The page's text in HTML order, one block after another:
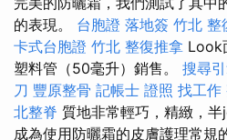
的表現。 台胞證 落地簽 竹北 整
卡式台胞證 竹北 整復推拿 Look
塑料管（50毫升）銷售。 搜尋
刀 豐原整骨 記帳士 證照 找工作
北整脊 質地非常輕巧，精緻，
成為使用防曬霜的皮膚護理常規